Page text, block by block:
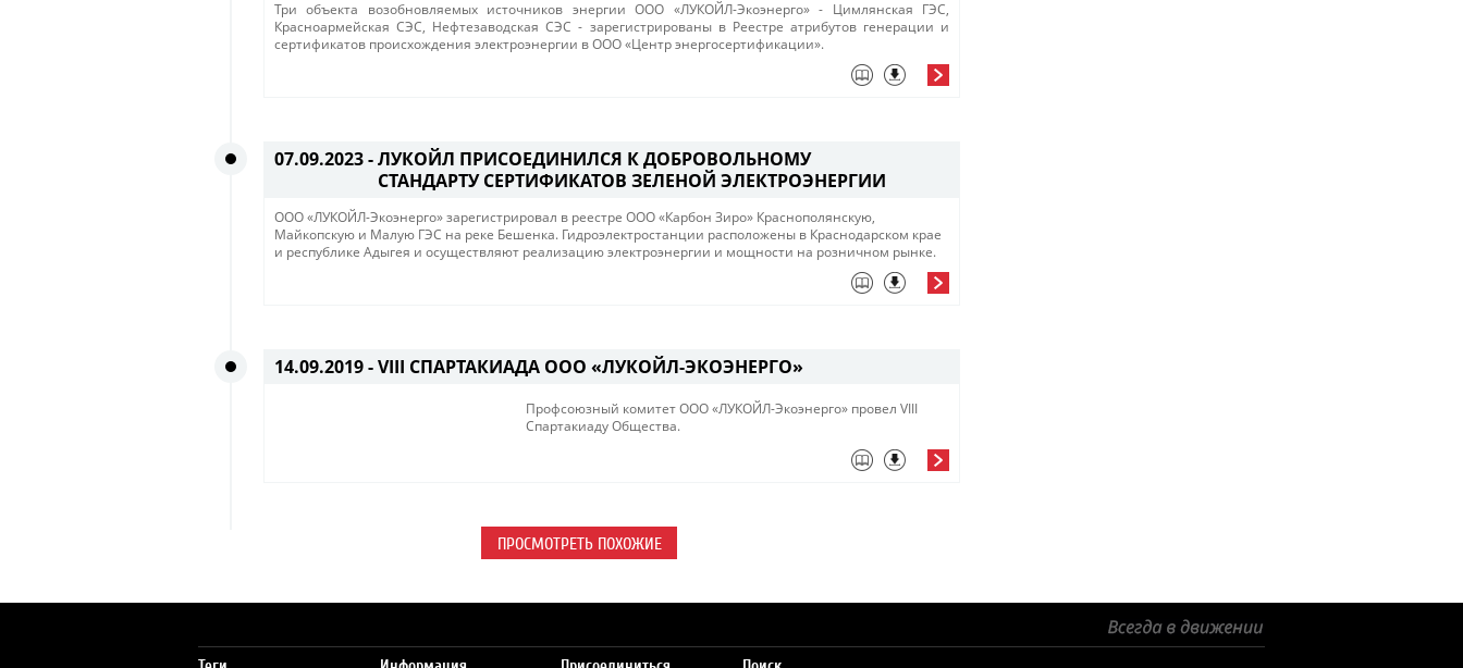
Три объекта возобновляемых источников энергии ООО «ЛУКОЙЛ-Экоэнерго» - Цимлянская ГЭС,
Красноармейская СЭС, Нефтезаводская СЭС - зарегистрированы в Реестре атрибутов генерации и
сертификатов происхождения электроэнергии в ООО «Центр энергосертификации».
07.09.2023 -ЛУКОЙЛ ПРИСОЕДИНИЛСЯ К ДОБРОВОЛЬНОМУ
СТАНДАРТУ СЕРТИФИКАТОВ ЗЕЛЕНОЙ ЭЛЕКТРОЭНЕРГИИ
ООО «ЛУКОЙЛ-Экоэнерго» зарегистрировал в реестре ООО «Карбон Зиро» Краснополянскую,
Майкопскую и Малую ГЭС на реке Бешенка. Гидроэлектростанции расположены в Краснодарском крае
и республике Адыгея и осуществляют реализацию электроэнергии и мощности на розничном рынке.
14.09.2019 -VIII СПАРТАКИАДА ООО «ЛУКОЙЛ-ЭКОЭНЕРГО»
Профсоюзный комитет ООО «ЛУКОЙЛ-Экоэнерго» провел VIII
Спартакиаду Общества.
ПРОСМОТРЕТЬ ПОХОЖИЕ